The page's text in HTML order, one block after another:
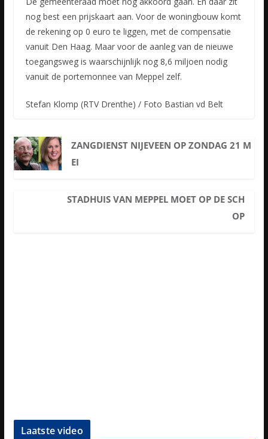
nog best een prijskaart aan. Voor de woningbouw komt
de rekening op 0 euro te liggen, met de compensatie
vanuit Den Haag. Maar voor de aanleg van de nieuwe
toegangsweg is waarschijnlijk nog 8,6 miljoen nodig
vanuit de portemonnee van Meppel zelf.
Stefan Klomp (RTV Drenthe) / Foto Bastian vd Belt
ZANGDIENST NIJEVEEN OP ZONDAG 21 M
EI
STADHUIS VAN MEPPEL MOET OP DE SCH
OP
Laatste video